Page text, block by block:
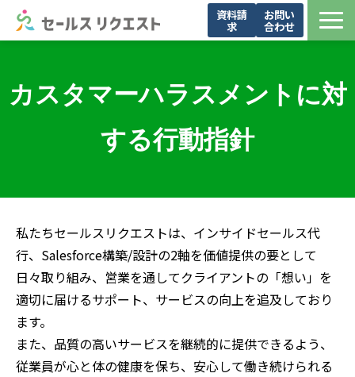
資料請
求
お問い
合わせ
お問い合わせ一覧
メンバー紹介
セミナー・イベント
ブログ
会社概要
カスタマーハラスメントに対
する行動指針
私たちセールスリクエストは、インサイドセールス代
行、Salesforce構築/設計の2軸を価値提供の要として
日々取り組み、営業を通してクライアントの「想い」を
適切に届けるサポート、サービスの向上を追及しており
ます。
また、品質の高いサービスを継続的に提供できるよう、
従業員が心と体の健康を保ち、安心して働き続けられる